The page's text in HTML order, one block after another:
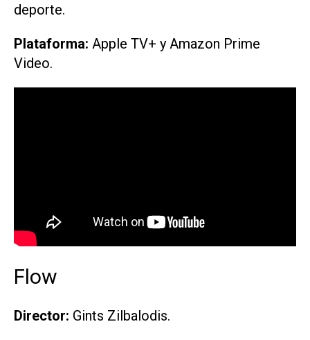
deporte.
Plataforma: Apple TV+ y Amazon Prime
Video.
Flow
Director: Gints Zilbalodis.